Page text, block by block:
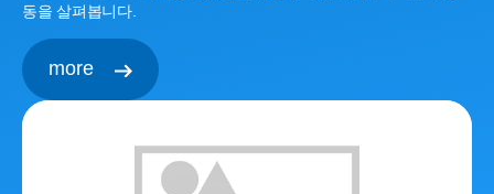
동을 살펴봅니다.
more